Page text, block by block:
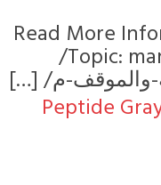
[…]
Topic: manarlibya.com/2022/06/27/
م/ […]